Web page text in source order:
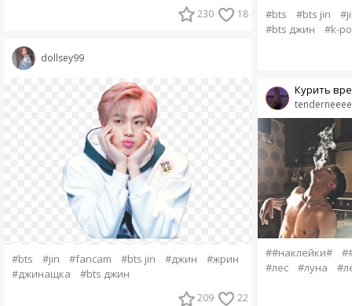
230 18
dollsey99
#bts #jin #fancam #bts jin #джин
#жрин
#джинащка
#bts джин
209 22
#bts #bts jin
#bts джин
#k-
Курить
##наклейки#
#лес
#луна